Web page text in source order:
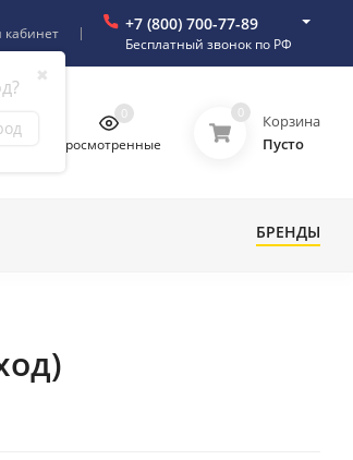
✖
+7 (800) 700-77-89
Бесплатный звонок по РФ
Просмотренные
0 0
Корзина
Пусто
БРЕНДЫ